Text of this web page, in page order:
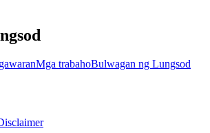
Mga trabahoBulwagan ng Lungsod